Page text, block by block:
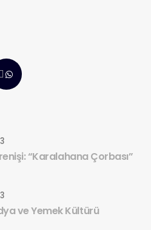
“Karalahana Çorbası”
ve Yemek Kültürü